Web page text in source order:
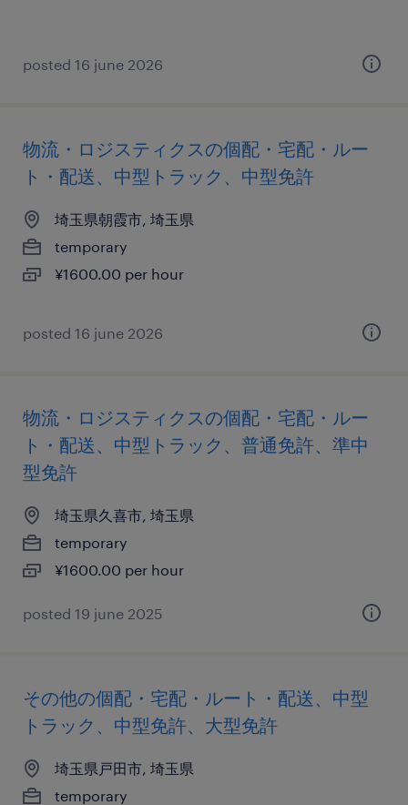
posted 16 june 2026
物流・ロジスティクスの個配・宅配・ルー
ト・配送、中型トラック、中型免許
埼玉県朝霞市, 埼玉県
temporary
¥1600.00 per hour
posted 16 june 2026
物流・ロジスティクスの個配・宅配・ルー
ト・配送、中型トラック、普通免許、準中
型免許
埼玉県久喜市, 埼玉県
temporary
¥1600.00 per hour
posted 19 june 2025
その他の個配・宅配・ルート・配送、中型
トラック、中型免許、大型免許
埼玉県戸田市, 埼玉県
temporary